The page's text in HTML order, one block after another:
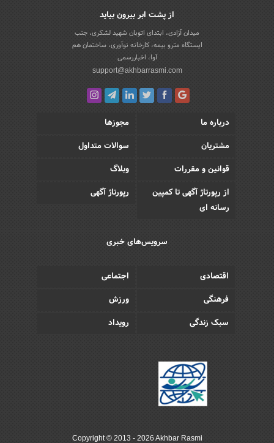
از پشت ابر بیرون بیاید
میدان آزادی، ابتدای اتوبان شهید لشکری، جنب
ایستگاه مترو بیمه، کارخانه نوآوری، ساختمان هم
آوا، اخباررسمی
support@akhbarrasmi.com
درباره ما
مجوزها
مشتریان
سوالات متداول
قوانین و مقررات
وبلاگ
از رپورتاژ آگهی تا کمپین
رسانه ای
رپورتاژ آگهی
سرویس‌های خبری
اقتصادی
اجتماعی
فرهنگی
ورزش
سبک زندگی
رویداد
Copyright © 2013 - 2026 Akhbar Rasmi